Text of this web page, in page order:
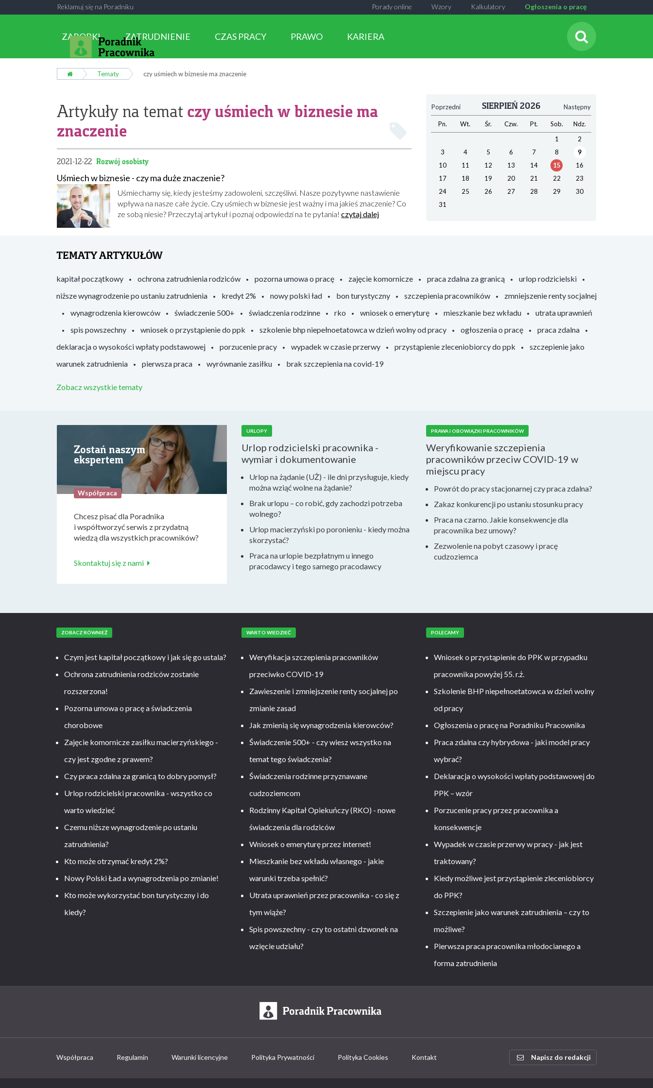
Reklamuj się na Poradniku Ogłoszenia o pracę
Kalkulatory
Wzory
Porady online
ZAROBKI ZATRUDNIENIE CZAS PRACY PRAWO KARIERA
Tematy czy uśmiech w biznesie ma znaczenie
Artykuły na temat czy uśmiech w biznesie ma
znaczenie
2021-12-22 Rozwój osobisty
Uśmiech w biznesie - czy ma duże znaczenie?
Uśmiechamy się, kiedy jesteśmy zadowoleni, szczęśliwi. Nasze pozytywne nastawienie
wpływa na nasze całe życie. Czy uśmiech w biznesie jest ważny i ma jakieś znaczenie? Co
ze sobą niesie? Przeczytaj artykuł i poznaj odpowiedzi na te pytania! czytaj dalej
Poprzedni Następny
SIERPIEŃ 2026
Pn. Wt. Śr. Czw. Pt. Sob.
Ndz.
1
2
3
4 5 6 7 8
9
10
11 12 13 14 15
16
17
18 19 20 21 22
23
24
25 26 27 28 29
30
31
TEMATY ARTYKUŁÓW
kapitał początkowy ochrona zatrudnienia rodziców pozorna umowa o pracę zajęcie komornicze praca zdalna za granicą
urlop rodzicielski
niższe wynagrodzenie po ustaniu zatrudnienia
kredyt 2% nowy polski ład bon turystyczny szczepienia pracowników
zmniejszenie renty socjalnej
wynagrodzenia kierowców
świadczenie 500+ świadczenia rodzinne rko wniosek o emeryturę mieszkanie bez wkładu
utrata uprawnień
spis powszechny
wniosek o przystąpienie do ppk szkolenie bhp niepełnoetatowca w dzień wolny od pracy ogłoszenia o pracę
praca zdalna
deklaracja o wysokości wpłaty podstawowej
porzucenie pracy wypadek w czasie przerwy przystąpienie zleceniobiorcy do ppk
szczepienie jako
warunek zatrudnienia
pierwsza praca wyrównanie zasiłku brak szczepienia na covid-19
Zobacz wszystkie tematy
Zostań naszym
ekspertem
Współpraca
Chcesz pisać dla Poradnika
i współtworzyć serwis z przydatną
wiedzą dla wszystkich pracowników?
Skontaktuj się z nami
URLOPY
Urlop rodzicielski pracownika -
wymiar i dokumentowanie
Urlop na żądanie (UŻ) - ile dni przysługuje, kiedy
można wziąć wolne na żądanie?
Brak urlopu – co robić, gdy zachodzi potrzeba
wolnego?
Urlop macierzyński po poronieniu - kiedy można
skorzystać?
Praca na urlopie bezpłatnym u innego
pracodawcy i tego samego pracodawcy
PRAWA I OBOWIĄZKI PRACOWNIKÓW
Weryfikowanie szczepienia
pracowników przeciw COVID-19 w
miejscu pracy
Powrót do pracy stacjonarnej czy praca zdalna?
Zakaz konkurencji po ustaniu stosunku pracy
Praca na czarno. Jakie konsekwencje dla
pracownika bez umowy?
Zezwolenie na pobyt czasowy i pracę
cudzoziemca
ZOBACZ RÓWNIEŻ
Czym jest kapitał początkowy i jak się go ustala?
Ochrona zatrudnienia rodziców zostanie
rozszerzona!
Pozorna umowa o pracę a świadczenia
chorobowe
Zajęcie komornicze zasiłku macierzyńskiego -
czy jest zgodne z prawem?
Czy praca zdalna za granicą to dobry pomysł?
Urlop rodzicielski pracownika - wszystko co
warto wiedzieć
Czemu niższe wynagrodzenie po ustaniu
zatrudnienia?
Kto może otrzymać kredyt 2%?
Nowy Polski Ład a wynagrodzenia po zmianie!
Kto może wykorzystać bon turystyczny i do
kiedy?
WARTO WIEDZIEĆ
Weryfikacja szczepienia pracowników
przeciwko COVID-19
Zawieszenie i zmniejszenie renty socjalnej po
zmianie zasad
Jak zmienią się wynagrodzenia kierowców?
Świadczenie 500+ - czy wiesz wszystko na
temat tego świadczenia?
Świadczenia rodzinne przyznawane
cudzoziemcom
Rodzinny Kapitał Opiekuńczy (RKO) - nowe
świadczenia dla rodziców
Wniosek o emeryturę przez internet!
Mieszkanie bez wkładu własnego - jakie
warunki trzeba spełnić?
Utrata uprawnień przez pracownika - co się z
tym wiąże?
Spis powszechny - czy to ostatni dzwonek na
wzięcie udziału?
POLECAMY
Wniosek o przystąpienie do PPK w przypadku
pracownika powyżej 55. r.ż.
Szkolenie BHP niepełnoetatowca w dzień wolny
od pracy
Ogłoszenia o pracę na Poradniku Pracownika
Praca zdalna czy hybrydowa - jaki model pracy
wybrać?
Deklaracja o wysokości wpłaty podstawowej do
PPK – wzór
Porzucenie pracy przez pracownika a
konsekwencje
Wypadek w czasie przerwy w pracy - jak jest
traktowany?
Kiedy możliwe jest przystąpienie zleceniobiorcy
do PPK?
Szczepienie jako warunek zatrudnienia – czy to
możliwe?
Pierwsza praca pracownika młodocianego a
forma zatrudnienia
Współpraca Regulamin Warunki licencyjne Polityka Prywatności Polityka Cookies Kontakt Napisz do redakcji